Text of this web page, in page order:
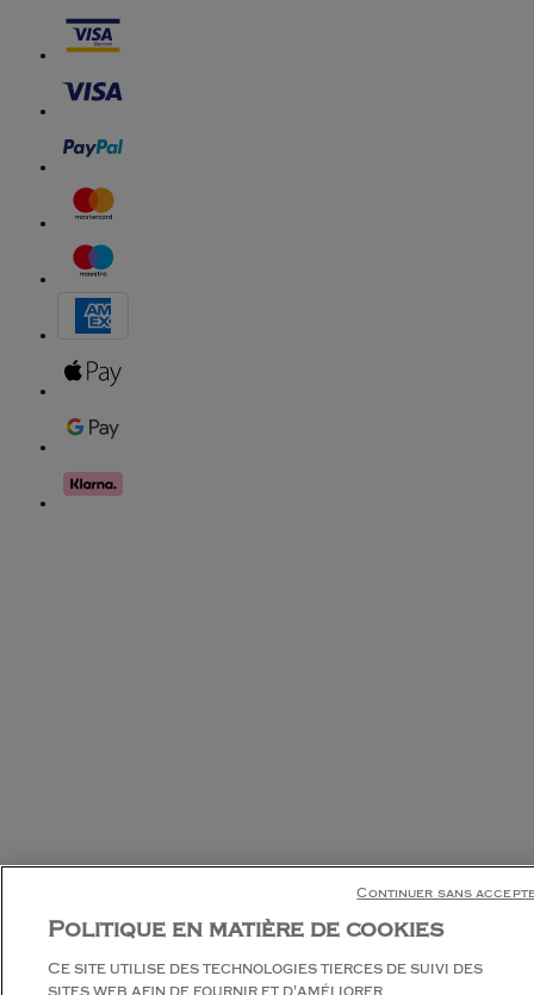
Politique en matière de cookies
Ce site utilise des technologies tierces de suivi des
Continuer sans